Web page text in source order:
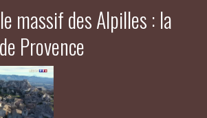
massif des Alpilles : la
Provence